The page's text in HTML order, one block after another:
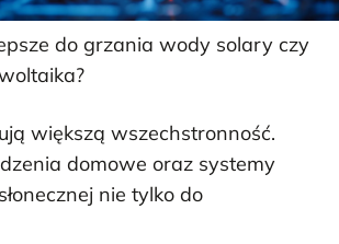
do grzania wody solary czy
większą wszechstronność.
domowe oraz systemy
nie tylko do